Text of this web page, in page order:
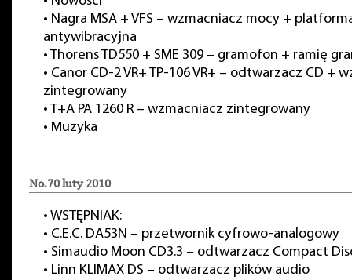
• Nagra MSA + VFS – wzmacniacz mocy +
antywibracyjna
• Thorens TD550 + SME 309 – gramofon + ramię
• Canor CD-2 VR+ TP-106 VR+ – odtwarzacz CD +
zintegrowany
• T+A PA 1260 R – wzmacniacz zintegrowany
• Muzyka
No.70 luty 2010
• WSTĘPNIAK:
• C.E.C. DA53N – przetwornik cyfrowo-analogowy
• Simaudio Moon CD3.3 – odtwarzacz Compact
• Linn KLIMAX DS – odtwarzacz plików audio